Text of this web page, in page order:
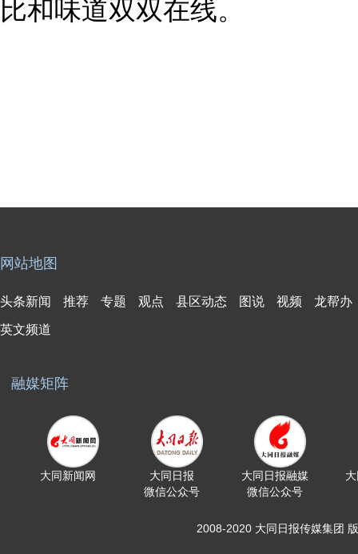
比和味道双双在线。
网站地图
头条新闻 推荐 专题 观点 县区动态 图说 视频 龙帮办
英文频道
融媒矩阵
大同新闻网
大同日报
微信公众号
大同日报融媒
微信公众号
2008-2020 大同日报传媒集团